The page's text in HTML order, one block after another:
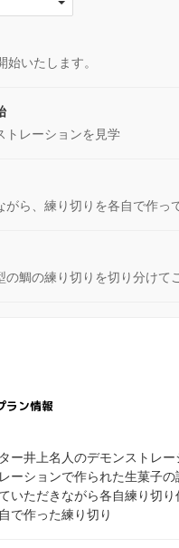
始いたします。
トレーションを見学
ら、練り切りを各自で作っ
の鯛の練り切りを切り分けて
ラン情報
ー井上名人のデモンストレ
ーションで作られた生菓子の
いただきながら各自練り切り
で作った練り切り